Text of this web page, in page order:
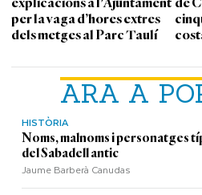
ARA A
HISTÒRIA
Noms, malnoms i personatges
del Sabadell antic
Jaume Barberà Canudas
per la vaga d’hores extres
dels metges al Parc Taulí